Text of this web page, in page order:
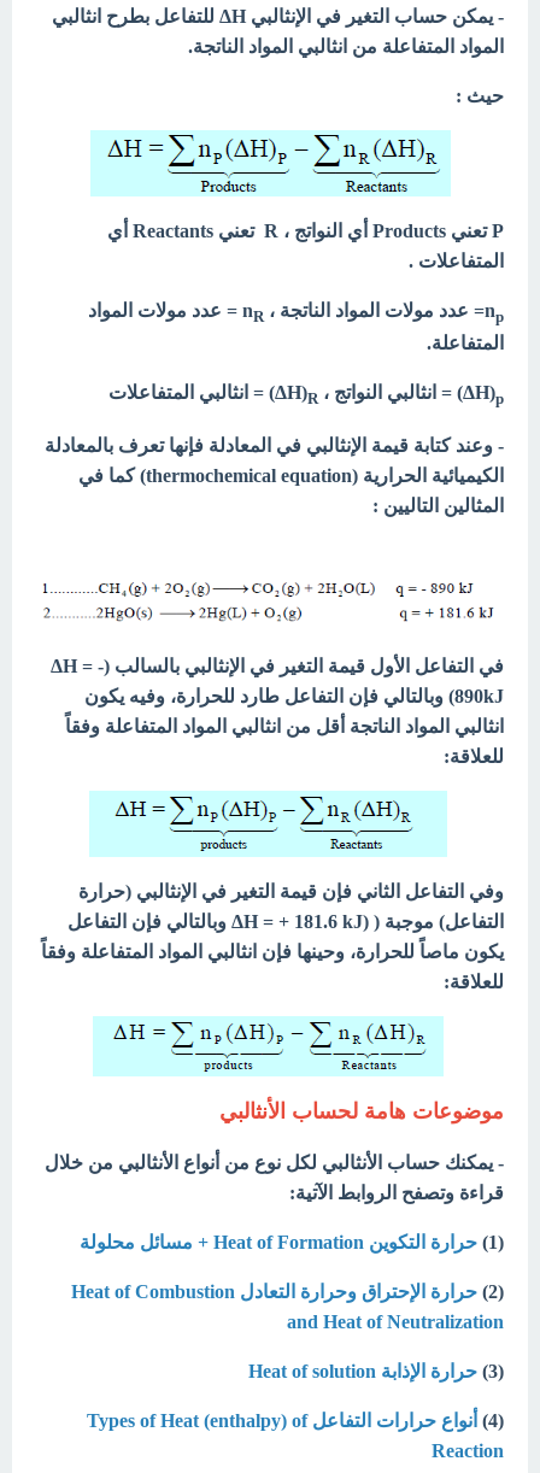
- یمكن حساب التغیر في الإنثالبي ΔH للتفاعل بطرح انثالبي
المواد المتفاعلة من انثالبي المواد الناتجة.
حيث :
P تعني Products أي النواتج ، R تعني Reactants أي
المتفاعلات .
np = عدد مولات المواد الناتجة ، n R
= عدد مولات المواد
المتفاعلة.
ΔH)p ) = انثالبي النواتج ، ΔH) R ) = انثالبي المتفاعلات
- وعند كتابة قیمة الإنثالبي في المعادلة فإنھا تعرف بالمعادلة
الكیمیائیة الحراریة (thermochemical equation) كما في
المثالین التالیین :
في التفاعل الأول قیمة التغیر في الإنثالبي بالسالب (ΔH = -
890kJ) وبالتالي فإن التفاعل طارد للحرارة، وفیه یكون
انثالبي المواد الناتجة أقل من انثالبي المواد المتفاعلة وفقاً
للعلاقة:
وفي التفاعل الثاني فإن قیمة التغیر في الإنثالبي (حرارة
التفاعل) موجبة ( (ΔH = + 181.6 kJ وبالتالي فإن التفاعل
یكون ماصاً للحرارة، وحینھا فإن انثالبي المواد المتفاعلة وفقاً
للعلاقة:
موضوعات هامة لحساب الأنثالبي
- يمكنك حساب الأنثالبي لكل نوع من أنواع الأنثالبي من خلال
قراءة وتصفح الروابط الآتية:
(1) حرارة التكوين Heat of Formation + مسائل محلولة
(2)
حرارة الإحتراق وحرارة التعادل Heat of Combustion
and Heat of Neutralization
(3) حرارة الإذابة Heat of solution
(4)
أنواع حرارات التفاعل Types of Heat (enthalpy) of
Reaction